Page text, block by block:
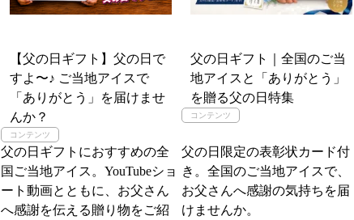
【父の日ギフト】父の日で
すよ〜♪ ご当地アイスで
「ありがとう」を届けませ
んか？
父の日ギフトにおすすめの全
国ご当地アイス。YouTubeショ
ート動画とともに、お父さん
へ感謝を伝える贈り物をご紹
父の日ギフト｜全国のご当
地アイスと「ありがとう」
を贈る父の日特集
父の日限定の表彰状カード付
き。全国のご当地アイスで、
お父さんへ感謝の気持ちを届
けませんか。